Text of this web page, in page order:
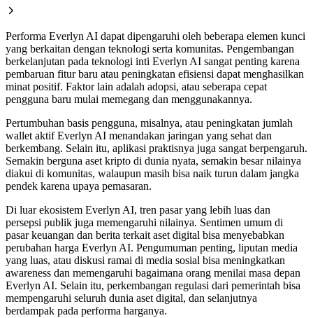
Performa Everlyn AI dapat dipengaruhi oleh beberapa elemen kunci
yang berkaitan dengan teknologi serta komunitas. Pengembangan
berkelanjutan pada teknologi inti Everlyn AI sangat penting karena
pembaruan fitur baru atau peningkatan efisiensi dapat menghasilkan
minat positif. Faktor lain adalah adopsi, atau seberapa cepat
pengguna baru mulai memegang dan menggunakannya.
Pertumbuhan basis pengguna, misalnya, atau peningkatan jumlah
wallet aktif Everlyn AI menandakan jaringan yang sehat dan
berkembang. Selain itu, aplikasi praktisnya juga sangat berpengaruh.
Semakin berguna aset kripto di dunia nyata, semakin besar nilainya
diakui di komunitas, walaupun masih bisa naik turun dalam jangka
pendek karena upaya pemasaran.
Di luar ekosistem Everlyn AI, tren pasar yang lebih luas dan
persepsi publik juga memengaruhi nilainya. Sentimen umum di
pasar keuangan dan berita terkait aset digital bisa menyebabkan
perubahan harga Everlyn AI. Pengumuman penting, liputan media
yang luas, atau diskusi ramai di media sosial bisa meningkatkan
awareness dan memengaruhi bagaimana orang menilai masa depan
Everlyn AI. Selain itu, perkembangan regulasi dari pemerintah bisa
mempengaruhi seluruh dunia aset digital, dan selanjutnya
berdampak pada performa harganya.